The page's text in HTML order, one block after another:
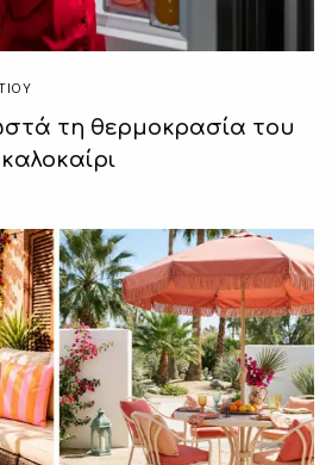
τη θερμοκρασία του